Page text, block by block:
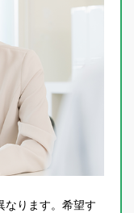
業種
なります。希望す